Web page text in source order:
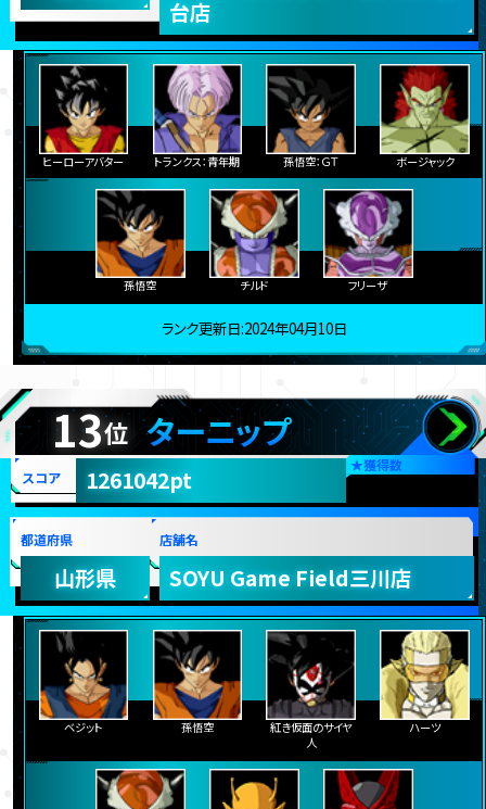
台店
ヒーローアバター トランクス：青年期 孫悟空：ＧＴ ボージャック
孫悟空 チルド フリーザ
ランク更新日:2024年04月10日
13位 ターニップ
★獲得数
スコア 1261042pt
都道府県
山形県
店舗名
SOYU Game Field三川店
ベジット 孫悟空
紅き仮面のサイヤ
人
ハーツ